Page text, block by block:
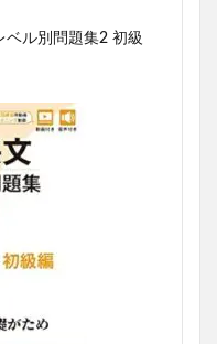
ベル別問題集2 初級